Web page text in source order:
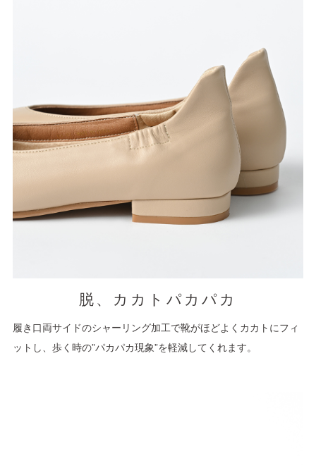
脱、カカトパカパカ
履き口両サイドのシャーリング加工で靴がほどよくカカトにフィ
ットし、歩く時の”パカパカ現象”を軽減してくれます。